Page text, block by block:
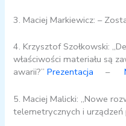
3. Maciej Markiewicz: –
4. Krzysztof Szołkowski:
właściwości materiału są
awarii?”Prezentacja –
5. Maciej Malicki: „Nowe
telemetrycznych i urządzeń